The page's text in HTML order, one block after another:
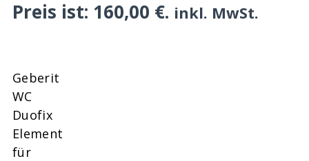
Preis ist: 160,00 €. inkl. MwSt.
Geberit
WC
Duofix
Element
für